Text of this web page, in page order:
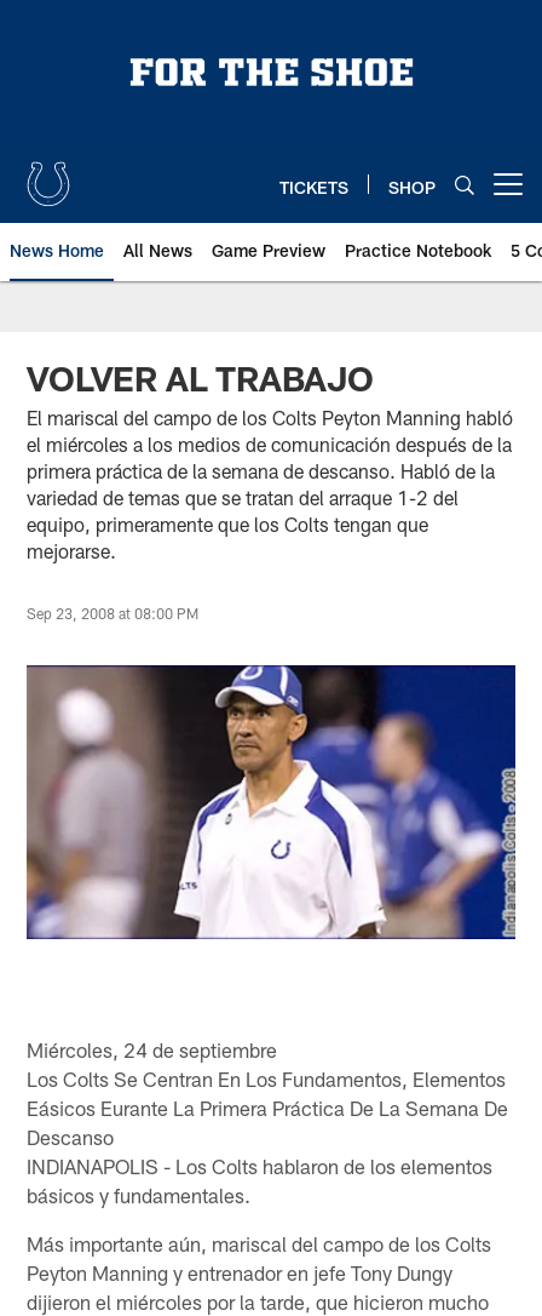
TICKETS SHOP
News Home All News Game Preview Practice Notebook 5
VOLVER AL TRABAJO
El mariscal del campo de los Colts Peyton Manning habló
el miércoles a los medios de comunicación después de la
primera práctica de la semana de descanso. Habló de la
variedad de temas que se tratan del arraque 1-2 del
equipo, primeramente que los Colts tengan que
mejorarse.
Sep 23, 2008 at 08:00 PM
Miércoles, 24 de septiembre
Los Colts Se Centran En Los Fundamentos, Elementos
Eásicos Eurante La Primera Práctica De La Semana De
Descanso
INDIANAPOLIS - Los Colts hablaron de los elementos
básicos y fundamentales.
Más importante aún, mariscal del campo de los Colts
Peyton Manning y entrenador en jefe Tony Dungy
dijieron el miércoles por la tarde, que hicieron mucho